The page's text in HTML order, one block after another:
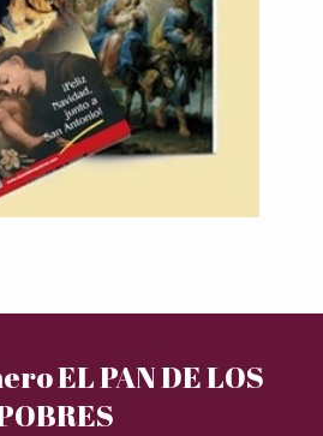
EL PAN DE LOS